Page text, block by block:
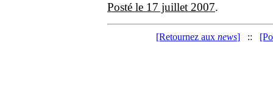
Posté le 17 juillet 2007.
[Retournez aux news] ::